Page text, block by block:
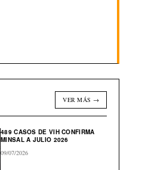
VER MÁS →
489 CASOS DE VIH CONFIRMA
MINSAL A JULIO 2026
09/07/2026